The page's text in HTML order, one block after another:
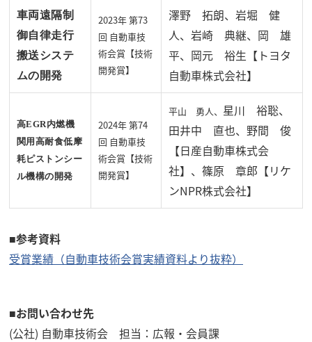
車両遠隔制
御自律走行
搬送システ
ムの開発
2023年 第73
回 自動車技
術会賞【技術
開発賞】
澤野 拓朗、 岩堀 健
人、 岩崎 典継、 岡 雄
平、 岡元 裕生 【トヨタ
自動車株式会社】
高EGR内燃機
関用高耐食低摩
耗ピストンシー
ル機構の開発
2024年 第74
回 自動車技
術会賞【技術
開発賞】
平山 勇人、 星川 裕聡、
田井中 直也、 野間 俊
【日産自動車株式会
社】、 篠原 章郎【リケ
ンNPR株式会社】
■参考資料
受賞業績（自動車技術会賞実績資料より抜粋）
■お問い合わせ先
(公社) 自動車技術会 担当：広報・会員課